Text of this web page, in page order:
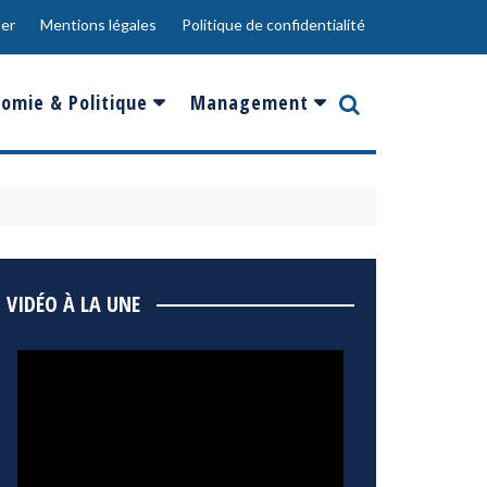
Mentions légales Politique de confidentialité
& Politique Management
Innovation
VIDÉO À LA UNE